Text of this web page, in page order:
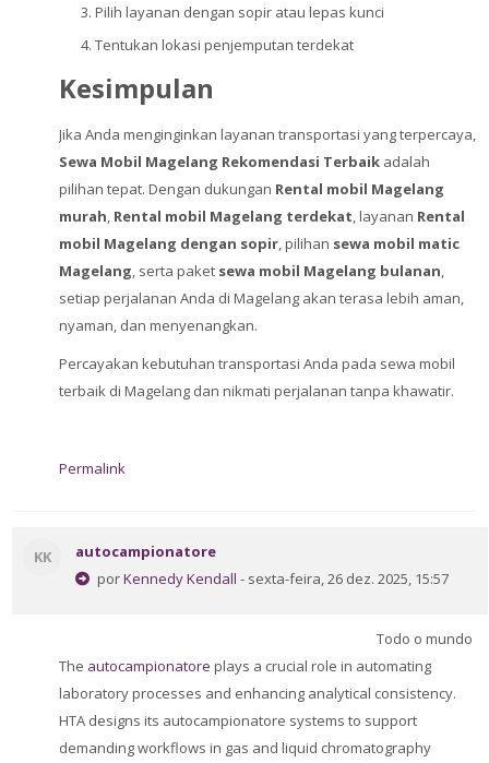
Pilih layanan dengan sopir atau lepas kunci
Tentukan lokasi penjemputan terdekat
Kesimpulan
Jika Anda menginginkan layanan transportasi yang terpercaya,
Sewa Mobil Magelang Rekomendasi Terbaik adalah
pilihan tepat. Dengan dukungan Rental mobil Magelang
murah Rental mobil Magelang terdekat , layanan Rental
mobil Magelang dengan sopir , pilihan sewa mobil matic
Magelang , serta paket sewa mobil Magelang bulanan
setiap perjalanan Anda di Magelang akan terasa lebih aman,
nyaman, dan menyenangkan.
Percayakan kebutuhan transportasi Anda pada sewa mobil
terbaik di Magelang dan nikmati perjalanan tanpa khawatir.
Permalink
KK
autocampionatore
porKennedy Kendall - sexta-feira, 26 dez. 2025, 15:57
Todo o mundo
The autocampionatore plays a crucial role in automating
laboratory processes and enhancing analytical consistency.
HTA designs its autocampionatore systems to support
demanding workflows in gas and liquid chromatography